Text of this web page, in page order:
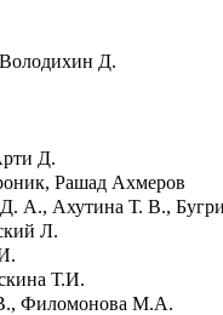
Д.
Д.
Рашад Ахмеров
А., Ахутина Т. В.,
Л.
Т.И.
Филомонова М.А.